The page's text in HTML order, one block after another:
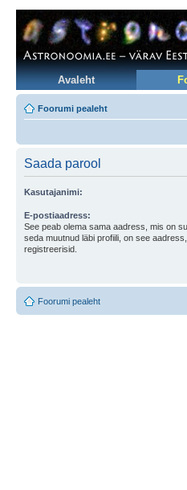
Avaleht
Foorumi pealeht
Saada parool
Kasutajanimi:
E-postiaadress:
See peab olema sama aadress, mis on
seda muutnud läbi profiili, on see
registreerisid.
Foorumi pealeht